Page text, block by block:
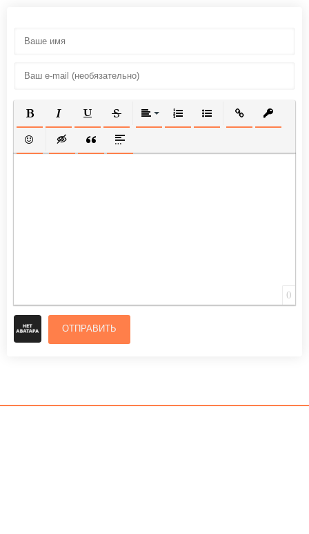
ПОЛУЖИРНЫЙ
КУРСИВПОДЧЕРКНУТЫЙ
ЗАЧЕРКНУТЫЙВЫРАВНИВАНИЕ
НУМЕРОВАННЫЙ СПИСОК
МАРКИРОВАННЫЙ
ВСТАВИТЬ
ВСТАВИТЬ СМАЙЛИК
ВСТАВКА СКРЫТОГО ТЕКСТА
ВСТАВКА ЦИТАТЫ
ВСТАВКА СПОЙЛЕРА
0
ОТПРАВИТЬ